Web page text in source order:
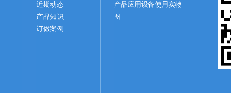
近期动态
产品知识
订做案例
产品应用设备使用实物
图